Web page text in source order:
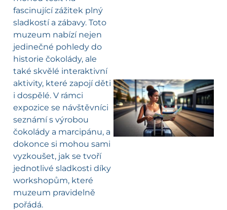
fascinující zážitek plný
sladkostí a zábavy. Toto
muzeum nabízí nejen
jedinečné pohledy do
historie čokolády, ale
také skvělé interaktivní
aktivity, které zapojí děti
i dospělé. V rámci
expozice se návštěvníci
seznámí s výrobou
čokolády a marcipánu, a
dokonce si mohou sami
vyzkoušet, jak se tvoří
jednotlivé sladkosti díky
workshopům, které
muzeum pravidelně
pořádá.